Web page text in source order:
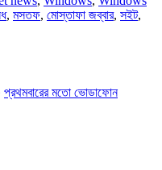
, মসতফ, মোস্তাফা জব্বার, সইট,
প্রথমবারের মতো ভোডাফোন